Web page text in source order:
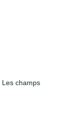
Les champs